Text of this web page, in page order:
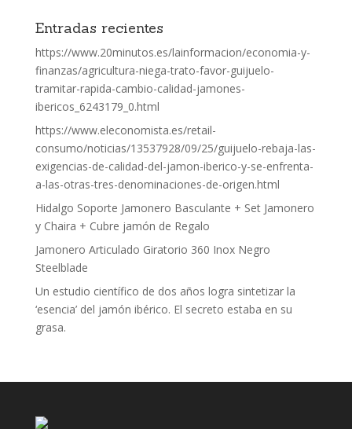
Entradas recientes
https://www.20minutos.es/lainformacion/economia-y-
finanzas/agricultura-niega-trato-favor-guijuelo-
tramitar-rapida-cambio-calidad-jamones-
ibericos_6243179_0.html
https://www.eleconomista.es/retail-
consumo/noticias/13537928/09/25/guijuelo-rebaja-las-
exigencias-de-calidad-del-jamon-iberico-y-se-enfrenta-
a-las-otras-tres-denominaciones-de-origen.html
Hidalgo Soporte Jamonero Basculante + Set Jamonero
y Chaira + Cubre jamón de Regalo
Jamonero Articulado Giratorio 360 Inox Negro
Steelblade
Un estudio científico de dos años logra sintetizar la
‘esencia’ del jamón ibérico. El secreto estaba en su
grasa.